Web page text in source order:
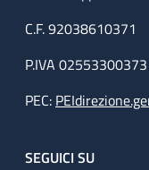
C.F. 92038610371
P.IVA 02553300373
PEC:
SEGUICI SU